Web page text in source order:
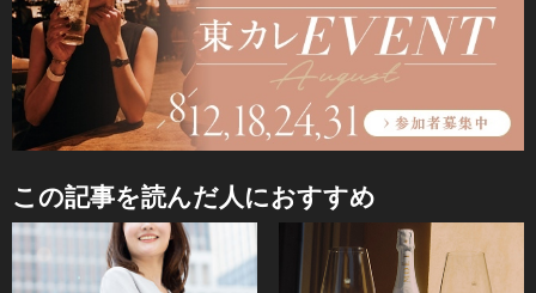
この記事を読んだ人におすすめ